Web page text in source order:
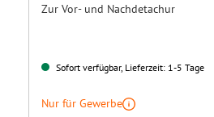
Zur Vor- und Nachdetachur
Sofort verfügbar, Lieferzeit: 1-5 Tage
Nur für Gewerbe